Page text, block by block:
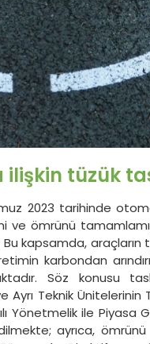
tüzük
2023 tarihinde
ve ömrünü
Bu kapsamda, araçların
karbondan
Söz
Ayrı Teknik
Yönetmelik ile
ayrıca,